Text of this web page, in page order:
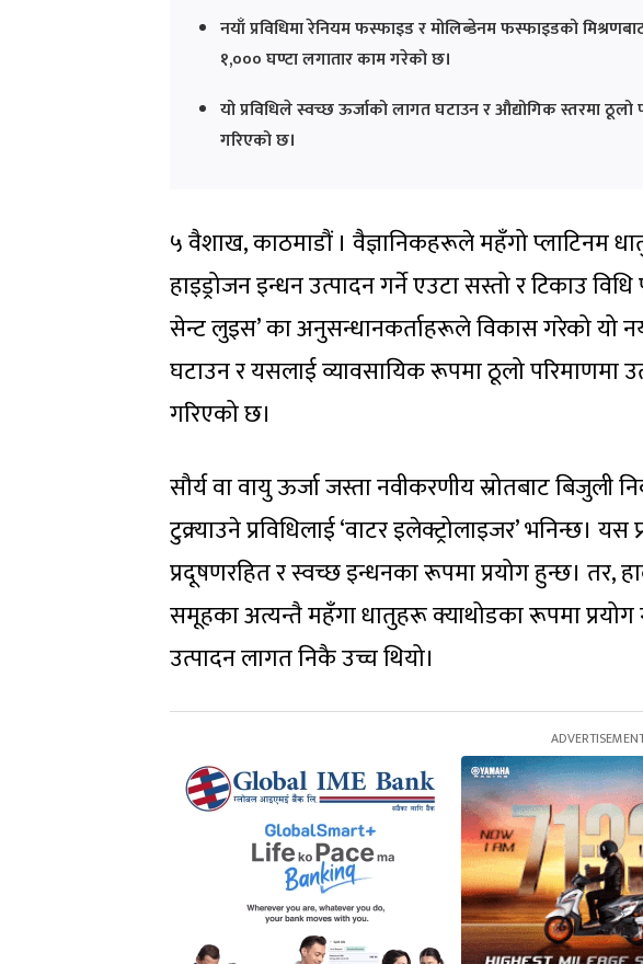
नयाँ प्रविधिमा रेनियम फस्फाइड र मोलिब्डेनम फस्फाइडको
१,००० घण्टा लगातार काम गरेको छ।
यो प्रविधिले स्वच्छ ऊर्जाको लागत घटाउन र औद्योगिक स्तरमा ठूलो
गरिएको छ।
५ वैशाख, काठमाडौं । वैज्ञानिकहरूले महँगो प्लाटिनम
हाइड्रोजन इन्धन उत्पादन गर्ने एउटा सस्तो र टिकाउ
सेन्ट लुइस’ का अनुसन्धानकर्ताहरूले विकास गरेको यो
घटाउन र यसलाई व्यावसायिक रूपमा ठूलो परिमाणमा
गरिएको छ।
सौर्य वा वायु ऊर्जा जस्ता नवीकरणीय स्रोतबाट बिजुली
टुक्र्याउने प्रविधिलाई ‘वाटर इलेक्ट्रोलाइजर’ भनिन्छ। यस
प्रदूषणरहित र स्वच्छ इन्धनका रूपमा प्रयोग हुन्छ। तर,
समूहका अत्यन्तै महँगा धातुहरू क्याथोडका रूपमा प्रयोग
उत्पादन लागत निकै उच्च थियो।